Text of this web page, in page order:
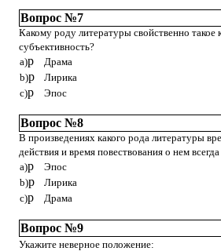
Вопрос №7
Какому роду литературы свойственно такое
субъективность?
a)p
Драма
b)p
Лирика
c)p Эпос
Вопрос №8
В произведениях какого рода литературы
действия и время повествования о нем
a)p
Эпос
b)p
Лирика
c)p Драма
Вопрос №9
Укажите неверное положение: